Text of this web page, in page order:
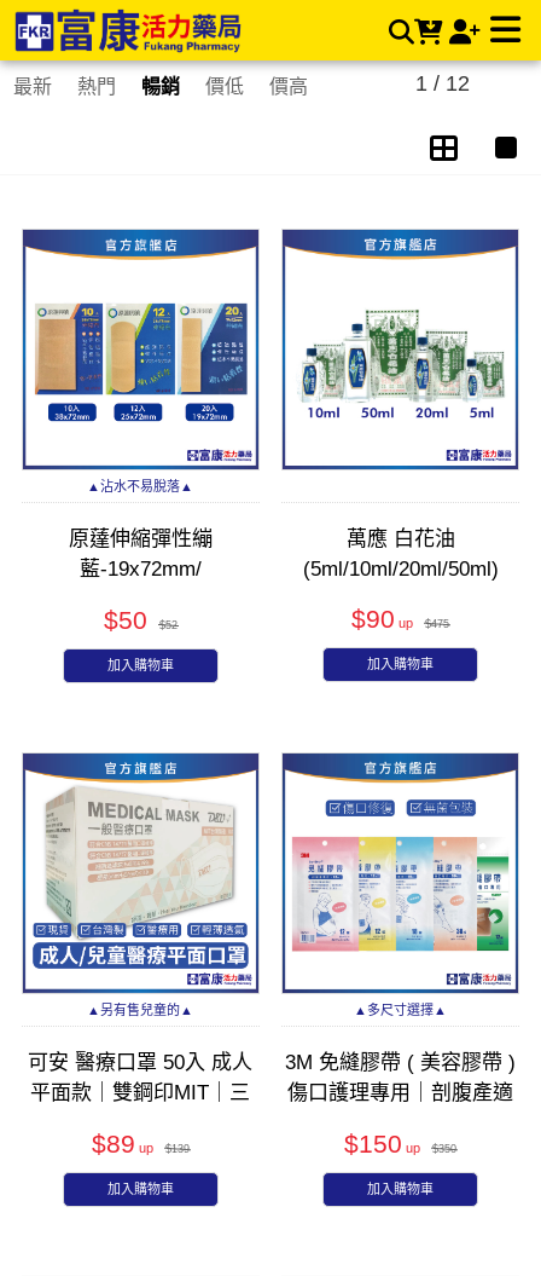
醫療器材專區 | 富康活力藥局購物商城 | 富康活力藥局購物商城
最新 熱門 暢銷 價低 價高 1 / 12
▲沾水不易脫落▲
原薘伸縮彈性繃
藍-19x72mm/
$50 $52
加入購物車
萬應 白花油
(5ml/10ml/20ml/50ml)
$90 $475
加入購物車
▲另有售兒童的▲
可安 醫療口罩 50入 成人
平面款｜雙鋼印MIT｜三
$89 $139
加入購物車
▲多尺寸選擇▲
3M 免縫膠帶 ( 美容膠帶 )
傷口護理專用｜剖腹產適
$150 $350
加入購物車